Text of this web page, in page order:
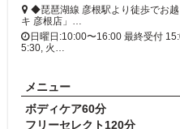
◆琵琶湖線 彦根駅より徒歩でお
キ 彦根店」…
日曜日:10:00〜16:00 最終受付
5:30, 火…
メニュー
ボディケア60分
フリーセレクト120分